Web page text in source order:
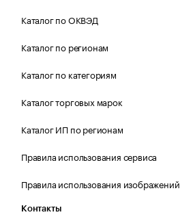
Каталог по ОКВЭД
Каталог по регионам
Каталог по категориям
Каталог торговых марок
Каталог ИП по регионам
Правила использования сервиса
Правила использования изображений
Контакты